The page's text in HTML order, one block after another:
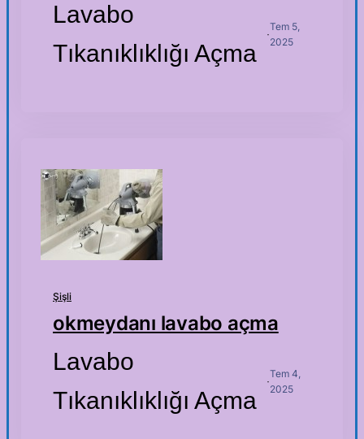
Lavabo
Tıkanıklıklığı Açma
·
Tem 5,
2025
Şişli
okmeydanı lavabo açma
Lavabo
Tıkanıklıklığı Açma
·
Tem 4,
2025